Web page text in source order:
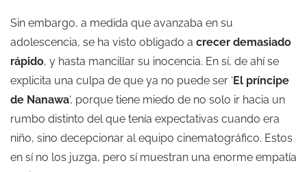
Sin embargo, a medida que avanzaba en su
adolescencia, se ha visto obligado a crecer demasiado
rápido, y hasta mancillar su inocencia. En sí, de ahí se
explicita una culpa de que ya no puede ser ‘El príncipe
de Nanawa‘, porque tiene miedo de no solo ir hacia un
rumbo distinto del que tenía expectativas cuando era
niño, sino decepcionar al equipo cinematográfico. Estos
en sí no los juzga, pero sí muestran una enorme empatía